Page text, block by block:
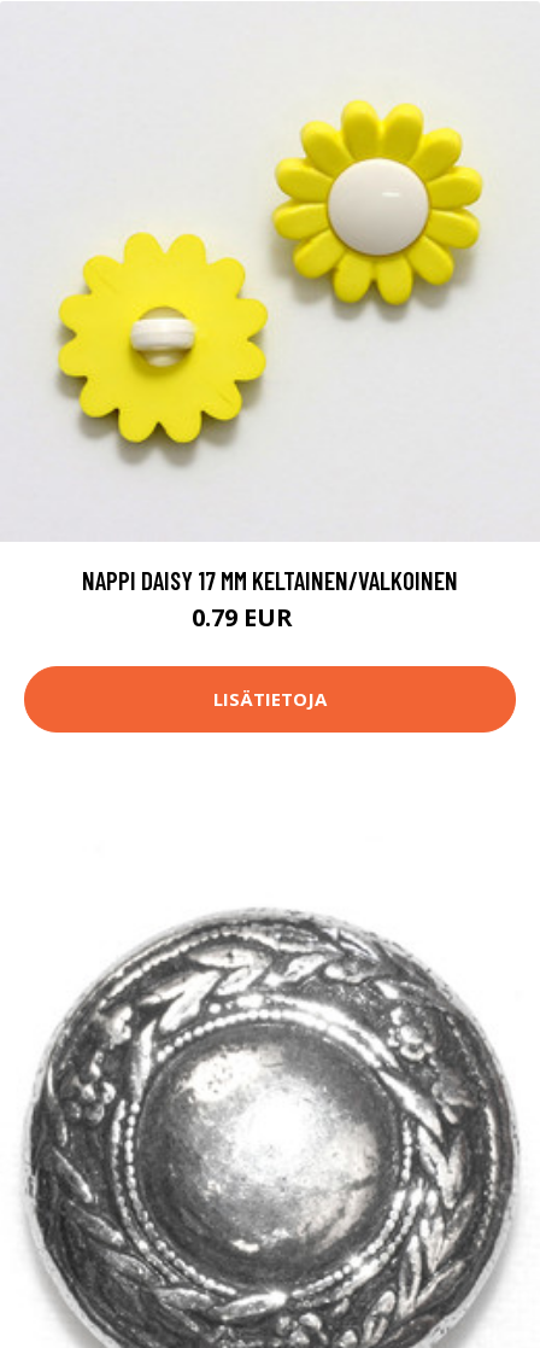
NAPPI DAISY 17 MM KELTAINEN/VALKOINEN
0.79 EUR
LISÄTIETOJA